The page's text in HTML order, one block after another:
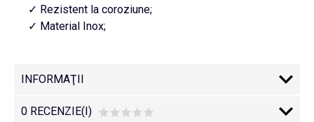
✓ Rezistent la coroziune;
✓ Material Inox;
INFORMAŢII
0 RECENZIE(I)